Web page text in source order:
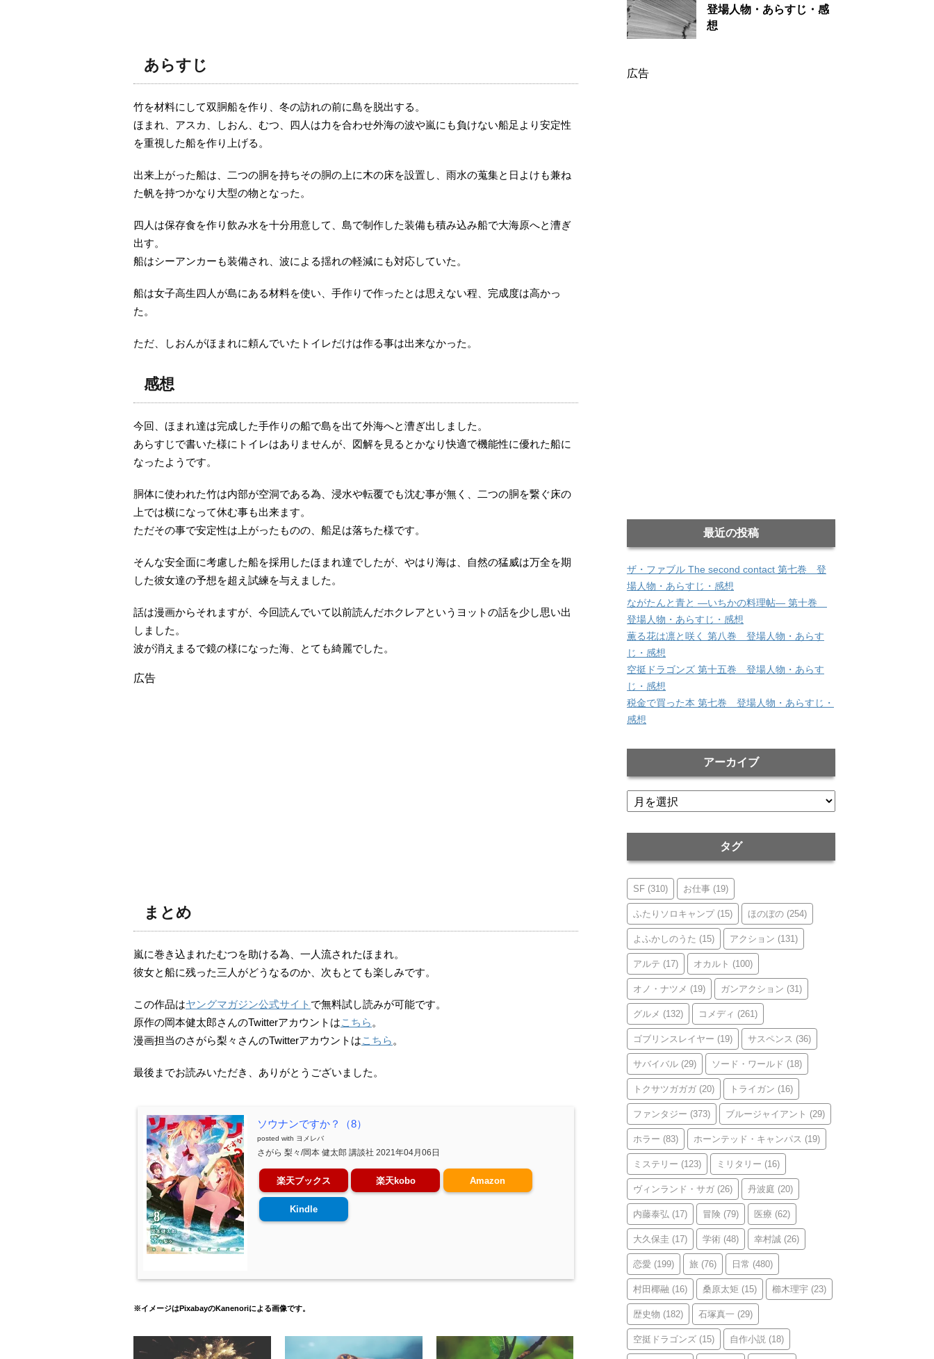
あらすじ
竹を材料にして双胴船を作り、冬の訪れの前に島を脱出する。
ほまれ、アスカ、しおん、むつ、四人は力を合わせ外海の波や嵐にも負けない船足より安定性
を重視した船を作り上げる。
出来上がった船は、二つの胴を持ちその胴の上に木の床を設置し、雨水の蒐集と日よけも兼ね
た帆を持つかなり大型の物となった。
四人は保存食を作り飲み水を十分用意して、島で制作した装備も積み込み船で大海原へと漕ぎ
出す。
船はシーアンカーも装備され、波による揺れの軽減にも対応していた。
船は女子高生四人が島にある材料を使い、手作りで作ったとは思えない程、完成度は高かっ
た。
ただ、しおんがほまれに頼んでいたトイレだけは作る事は出来なかった。
感想
今回、ほまれ達は完成した手作りの船で島を出て外海へと漕ぎ出しました。
あらすじで書いた様にトイレはありませんが、図解を見るとかなり快適で機能性に優れた船に
なったようです。
胴体に使われた竹は内部が空洞である為、浸水や転覆でも沈む事が無く、二つの胴を繋ぐ床の
上では横になって休む事も出来ます。
ただその事で安定性は上がったものの、船足は落ちた様です。
そんな安全面に考慮した船を採用したほまれ達でしたが、やはり海は、自然の猛威は万全を期
した彼女達の予想を超え試練を与えました。
話は漫画からそれますが、今回読んでいて以前読んだホクレアというヨットの話を少し思い出
しました。
波が消えまるで鏡の様になった海、とても綺麗でした。
広告
まとめ
嵐に巻き込まれたむつを助ける為、一人流されたほまれ。
彼女と船に残った三人がどうなるのか、次もとても楽しみです。
この作品はヤングマガジン公式サイト で無料試し読みが可能です。
原作の岡本健太郎さんのTwitterアカウントはこちら。
漫画担当のさがら梨々さんのTwitterアカウントはこちら。
最後までお読みいただき、ありがとうございました。
ソウナンですか？（8）
posted with ヨメレバ
さがら 梨々/岡本 健太郎 講談社 2021年04月06日
楽天ブックス 楽天kobo Amazon
Kindle
※イメージはPixabayのKanenoriによる画像です。
登場人物・あらすじ・感
想
広告
最近の投稿
ザ・ファブル The second contact 第七巻 登
場人物・あらすじ・感想
ながたんと青と ―いちかの料理帖― 第十巻
登場人物・あらすじ・感想
薫る花は凛と咲く 第八巻 登場人物・あらす
じ・感想
空挺ドラゴンズ 第十五巻 登場人物・あらす
じ・感想
税金で買った本 第七巻 登場人物・あらすじ・
感想
アーカイブ
ア
ー
タグ
SF (310) お仕事 (19)
ふたりソロキャンプ(15) ほのぼの (254)
よふかしのうた (15) アクション (131)
アルテ (17) オカルト (100)
オノ・ナツメ (19) ガンアクション (31)
グルメ (132) コメディ (261)
ゴブリンスレイヤー (19) サスペンス (36)
サバイバル (29) ソード・ワールド (18)
トクサツガガガ (20) トライガン (16)
ファンタジー (373) ブルージャイアント (29)
ホラー (83) ホーンテッド・キャンパス (19)
ミステリー (123) ミリタリー (16)
ヴィンランド・サガ (26) 丹波庭 (20)
内藤泰弘 (17) 冒険 (79) 医療 (62)
大久保圭 (17) 学術 (48) 幸村誠 (26)
恋愛 (199) 旅 (76) 日常 (480)
村田椰融 (16) 桑原太矩 (15) 櫛木理宇 (23)
歴史物 (182) 石塚真一 (29)
空挺ドラゴンズ (15) 自作小説 (18)